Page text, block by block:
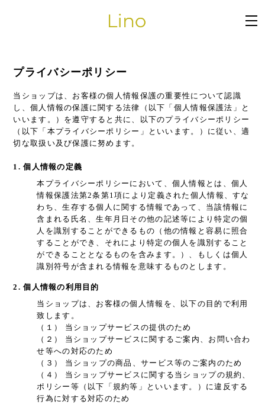
プライバシーポリシー
当ショップは、お客様の個人情報保護の重要性について認識
し、個人情報の保護に関する法律（以下「個人情報保護法」と
いいます。）を遵守すると共に、以下のプライバシーポリシー
（以下「本プライバシーポリシー」といいます。）に従い、適
切な取扱い及び保護に努めます。
1. 個人情報の定義
本プライバシーポリシーにおいて、個人情報とは、個人
情報保護法第2条第1項により定義された個人情報、すな
わち、生存する個人に関する情報であって、当該情報に
含まれる氏名、生年月日その他の記述等により特定の個
人を識別することができるもの（他の情報と容易に照合
することができ、それにより特定の個人を識別すること
ができることとなるものを含みます。）、もしくは個人
識別符号が含まれる情報を意味するものとします。
2. 個人情報の利用目的
当ショップは、お客様の個人情報を、以下の目的で利用
致します。
（１） 当ショップサービスの提供のため
（２） 当ショップサービスに関するご案内、お問い合わ
せ等への対応のため
（３） 当ショップの商品、サービス等のご案内のため
（４） 当ショップサービスに関する当ショップの規約、
ポリシー等（以下「規約等」といいます。）に違反する
行為に対する対応のため